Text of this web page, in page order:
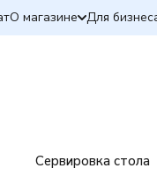
О магазине Для
Сервировка стола